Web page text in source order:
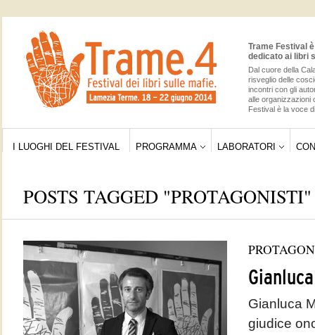
Trame Festival
dedicato ai libri
Dal cuore della
risveglio delle
incontri con gli
alle organizzazioni
Festival è la voce
I LUOGHI DEL FESTIVAL PROGRAMMA LABORATORI
POSTS TAGGED "PROTAGONISTI"
Gianluca
giudice